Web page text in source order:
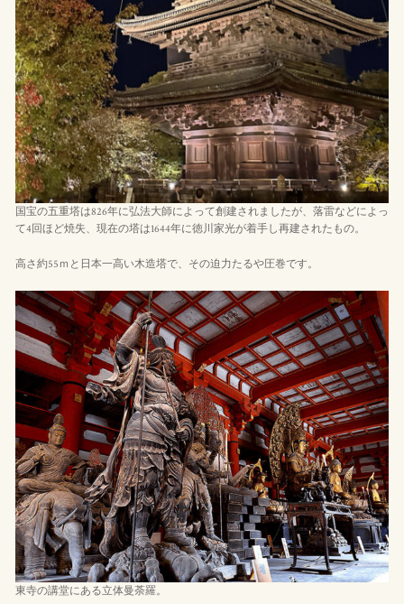
国宝の五重塔は826年に弘法大師によって創建されましたが、落雷などによっ
て4回ほど焼失、現在の塔は1644年に徳川家光が着手し再建されたもの。
高さ約55ｍと日本一高い木造塔で、その迫力たるや圧巻です。
東寺の講堂にある立体曼荼羅。